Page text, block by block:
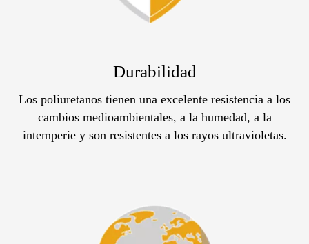
Durabilidad
Los poliuretanos tienen una excelente resistencia a los
cambios medioambientales, a la humedad, a la
intemperie y son resistentes a los rayos ultravioletas.